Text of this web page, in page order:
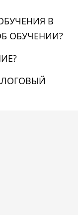
В
ОБУЧЕНИИ?